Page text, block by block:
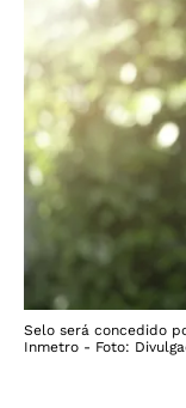
Selo será concedido
Inmetro - Foto: